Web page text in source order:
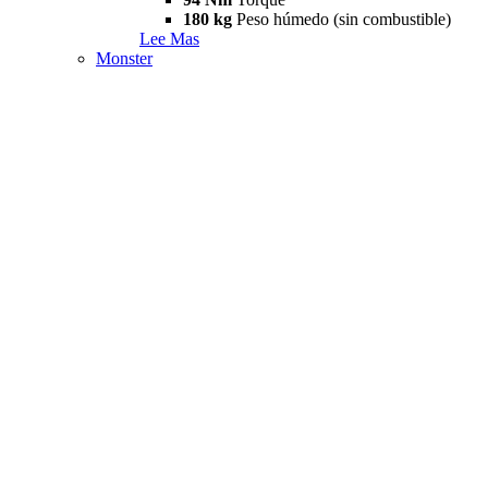
180 kg Peso húmedo (sin combustible)
Lee Mas
Monster